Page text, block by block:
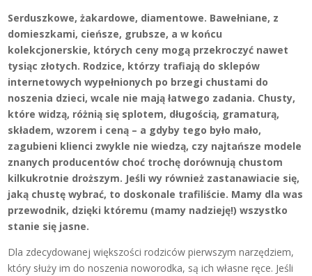
Serduszkowe, żakardowe, diamentowe. Bawełniane, z
domieszkami, cieńsze, grubsze, a w końcu
kolekcjonerskie, których ceny mogą przekroczyć nawet
tysiąc złotych. Rodzice, którzy trafiają do sklepów
internetowych wypełnionych po brzegi chustami do
noszenia dzieci, wcale nie mają łatwego zadania. Chusty,
które widzą, różnią się splotem, długością, gramaturą,
składem, wzorem i ceną – a gdyby tego było mało,
zagubieni klienci zwykle nie wiedzą, czy najtańsze modele
znanych producentów choć trochę dorównują chustom
kilkukrotnie droższym. Jeśli wy również zastanawiacie się,
jaką chustę wybrać, to doskonale trafiliście. Mamy dla was
przewodnik, dzięki któremu (mamy nadzieję!) wszystko
stanie się jasne.
Dla zdecydowanej większości rodziców pierwszym narzędziem,
który służy im do noszenia noworodka, są ich własne ręce. Jeśli